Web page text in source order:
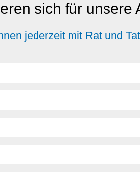
sich für unsere
jederzeit mit Rat und